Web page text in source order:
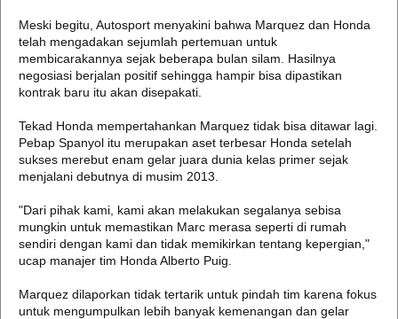
Meski begitu, Autosport menyakini bahwa Marquez dan Honda
telah mengadakan sejumlah pertemuan untuk
membicarakannya sejak beberapa bulan silam. Hasilnya
negosiasi berjalan positif sehingga hampir bisa dipastikan
kontrak baru itu akan disepakati.
Tekad Honda mempertahankan Marquez tidak bisa ditawar lagi.
Pebap Spanyol itu merupakan aset terbesar Honda setelah
sukses merebut enam gelar juara dunia kelas primer sejak
menjalani debutnya di musim 2013.
"Dari pihak kami, kami akan melakukan segalanya sebisa
mungkin untuk memastikan Marc merasa seperti di rumah
sendiri dengan kami dan tidak memikirkan tentang kepergian,"
ucap manajer tim Honda Alberto Puig.
Marquez dilaporkan tidak tertarik untuk pindah tim karena fokus
untuk mengumpulkan lebih banyak kemenangan dan gelar